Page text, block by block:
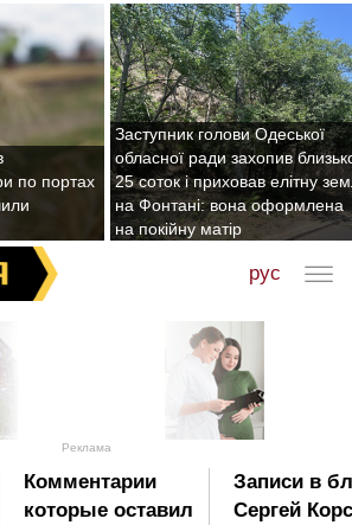
по портах
Заступник голови Одеської
обласної ради захопив
25 соток і приховав елітну
на Фонтані: вона оформлена
на покійну матір
рус
Реклама
Комментарии
которые оставил
Записи в
Сергей